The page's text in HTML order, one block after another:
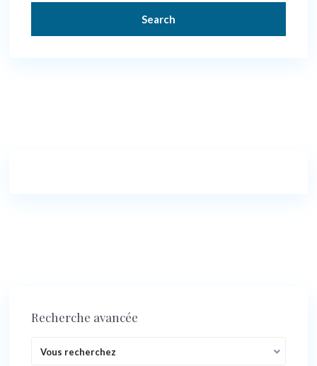
Search
Recherche avancée
Vous recherchez